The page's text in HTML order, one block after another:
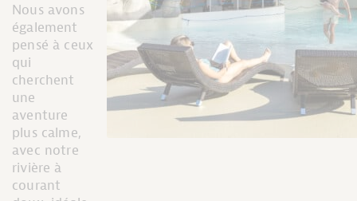
Nous avons
également
pensé à ceux
qui
cherchent
une
aventure
plus calme,
avec notre
rivière à
courant